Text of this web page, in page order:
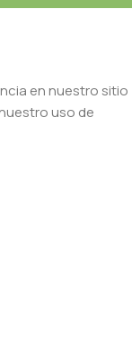
en nuestro sitio
uso de